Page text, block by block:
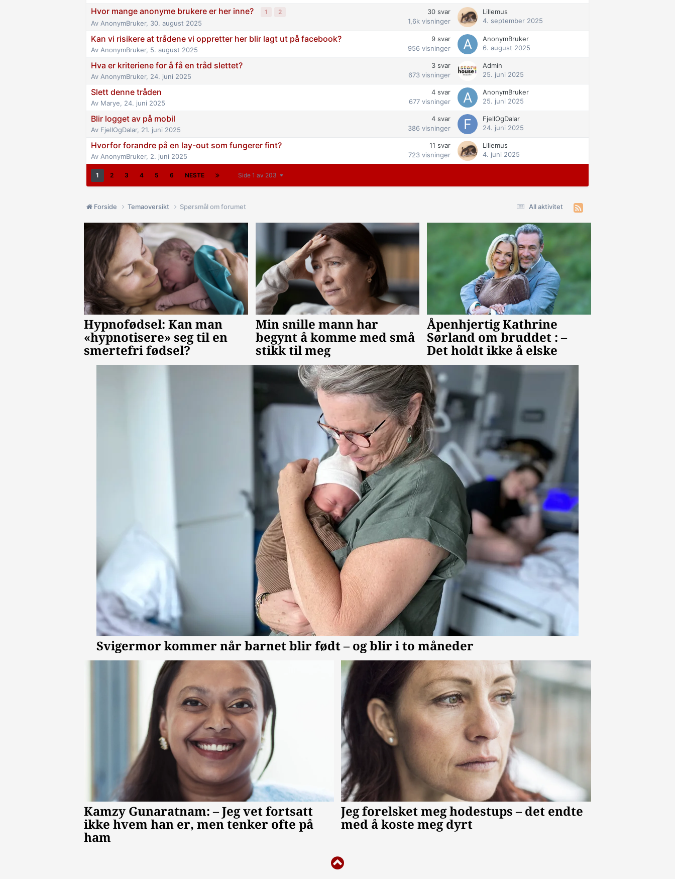
Hvor mange anonyme brukere er her inne? 1 2
Av AnonymBruker, 30. august 2025
30 svar
1,6k visninger
Lillemus
4. september 2025
Kan vi risikere at trådene vi oppretter her blir lagt ut på facebook?
Av AnonymBruker, 5. august 2025
9 svar
956 visninger
AnonymBruker
6. august 2025
Hva er kriteriene for å få en tråd slettet?
Av AnonymBruker, 24. juni 2025
3 svar
673 visninger
Admin
25. juni 2025
Slett denne tråden
Av Marye, 24. juni 2025
4 svar
677 visninger
AnonymBruker
25. juni 2025
Blir logget av på mobil
Av FjellOgDalar, 21. juni 2025
4 svar
386 visninger
FjellOgDalar
24. juni 2025
Hvorfor forandre på en lay-out som fungerer fint?
Av AnonymBruker, 2. juni 2025
11 svar
723 visninger
Lillemus
4. juni 2025
1 2 3 4 5 6 NESTE Side 1 av 203
All aktivitet
Forside Temaoversikt Spørsmål om forumet